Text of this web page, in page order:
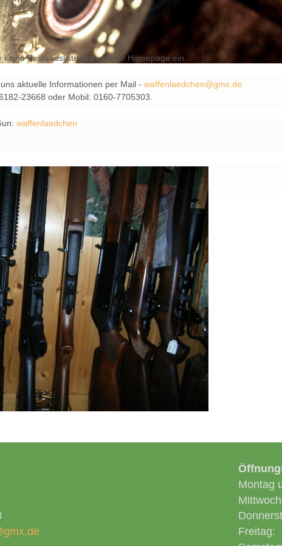
keine Bestandsliste auf unserer Homepage ein.
aktuelle Informationen per Mail - waffenlaedchen@gmx.de
23668 oder Mobil: 0160-7705303.
waffenlaedchen
Montag